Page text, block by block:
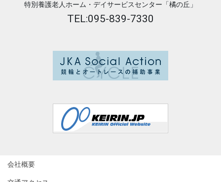
特別養護老人ホーム・デイサービスセンター「橘の丘」
TEL:095-839-7330
会社概要